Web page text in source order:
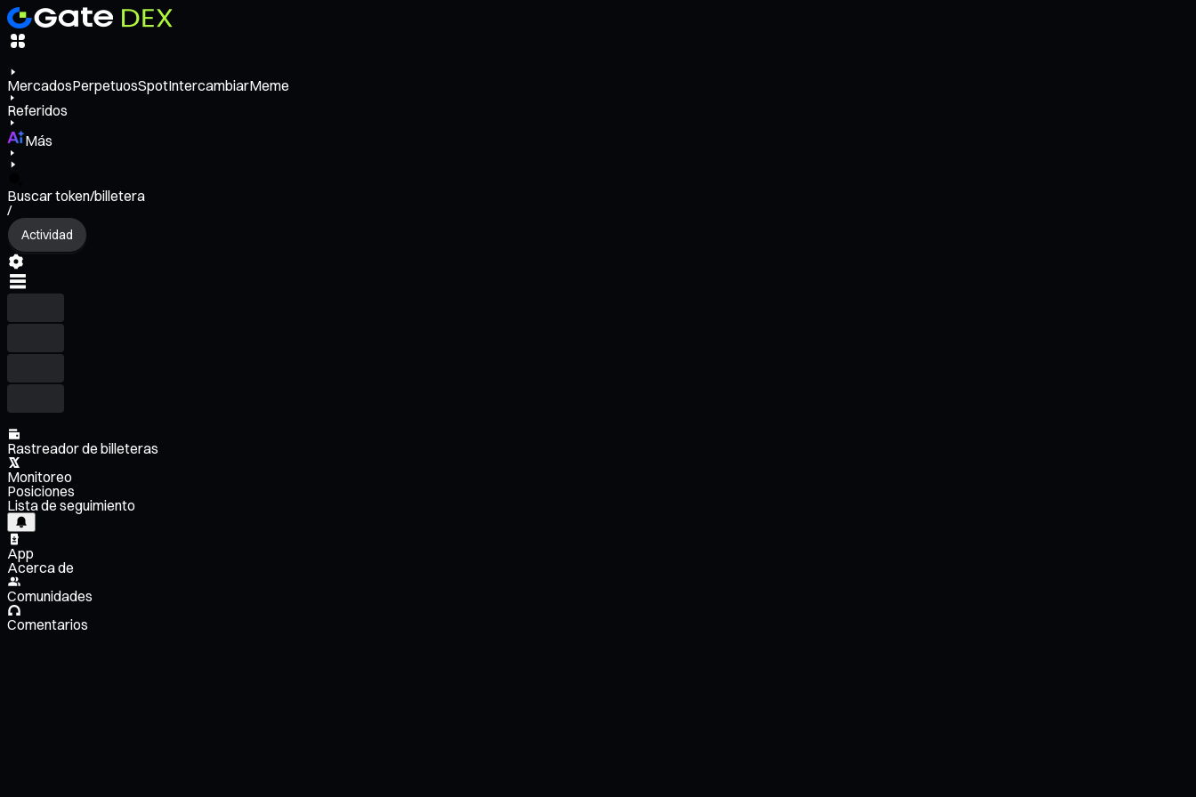
MercadosPerpetuosSpotIntercambiarMeme
Referidos
Más
Buscar token/billetera
/
Actividad
Rastreador de billeteras
Monitoreo
Posiciones
Lista de seguimiento
App
Acerca de
Comunidades
Comentarios